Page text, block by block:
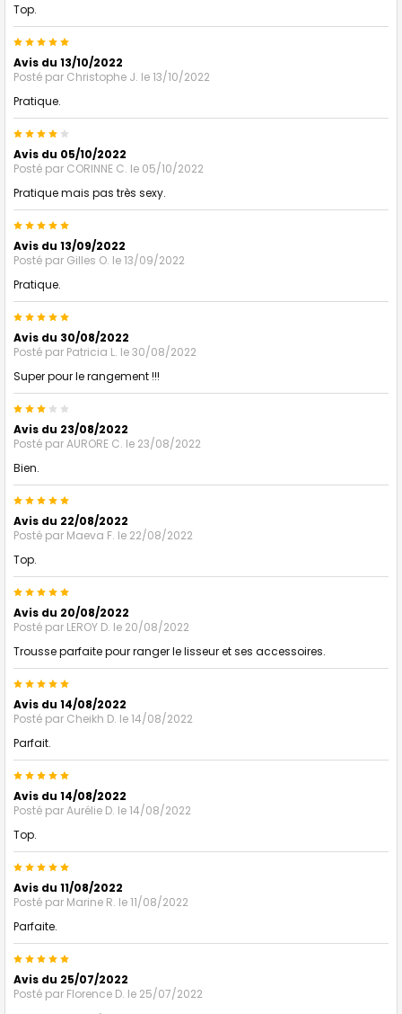
Top.
5
Avis du 13/10/2022
Posté par Christophe J. le 13/10/2022
Pratique.
Avis du 05/10/2022
Posté par CORINNE C. le 05/10/2022
Pratique mais pas très sexy.
5
Avis du 13/09/2022
Posté par Gilles O. le 13/09/2022
Pratique.
5
Avis du 30/08/2022
Posté par Patricia L. le 30/08/2022
Super pour le rangement !!!
Avis du 23/08/2022
Posté parAURORE C. le 23/08/2022
Bien.
5
Avis du 22/08/2022
Posté par Maeva F. le 22/08/2022
Top.
5
Avis du 20/08/2022
Posté par LEROY D. le 20/08/2022
Trousse parfaite pour ranger le lisseur et ses accessoires.
5
Avis du 14/08/2022
Posté par Cheikh D. le 14/08/2022
Parfait.
5
Avis du 14/08/2022
Posté parAurélie D. le 14/08/2022
Top.
5
Avis du 11/08/2022
Posté par Marine R. le 11/08/2022
Parfaite.
5
Avis du 25/07/2022
Posté par Florence D. le 25/07/2022